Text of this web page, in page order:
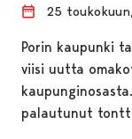
25
Porin kaupunki
viisi uutta
palautunut